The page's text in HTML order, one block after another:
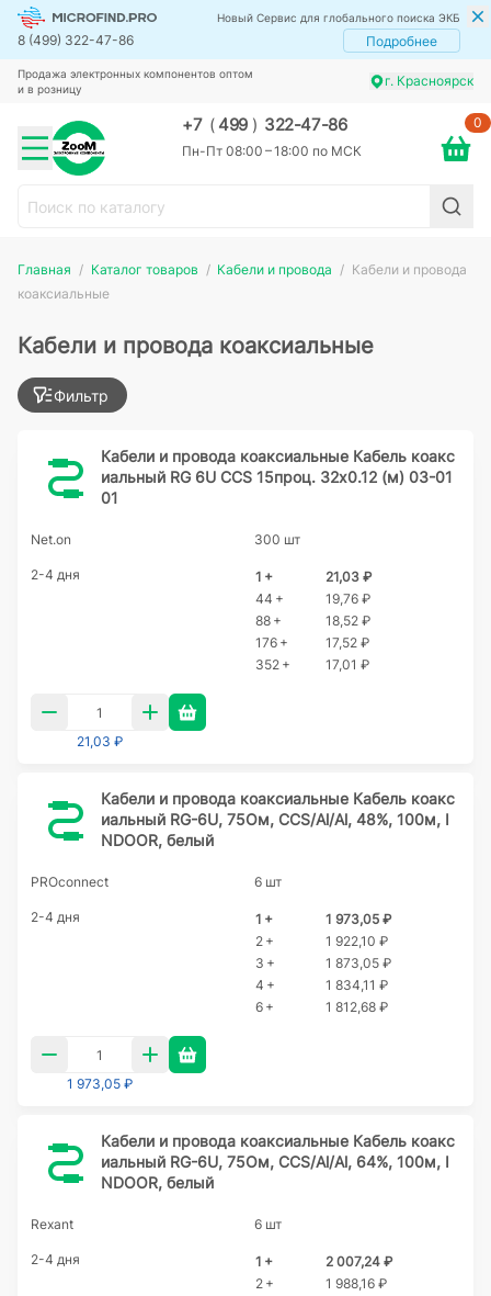
Новый Сервис для глобального поиска ЭКБ
8 (499) 322-47-86 Подробнее
Продажа электронных компонентов оптом
и в розницу
г. Красноярск
+7 (499 ) 322-47-86
Пн-Пт 08:00 – 18:00 по МСК
0
Главная Каталог товаров Кабели и провода
Кабели и провода
коаксиальные
Кабели и провода коаксиальные
Фильтр
Кабели и провода коаксиальные Кабель коакс
иальный RG 6U CCS 15проц. 32х0.12 (м) 03-01
01
Net.on 300 шт
2-4 дня 1 +
21,03 ₽
44 +
19,76 ₽
88 +
18,52 ₽
176 +
17,52 ₽
352 +
17,01 ₽
21,03 ₽
Кабели и провода коаксиальные Кабель коакс
иальный RG-6U, 75Ом, CCS/Al/Al, 48%, 100м, I
NDOOR, белый
PROconnect 6 шт
2-4 дня 1 +
1 973,05 ₽
2 +
1 922,10 ₽
3 +
1 873,05 ₽
4 +
1 834,11 ₽
6 +
1 812,68 ₽
1 973,05 ₽
Кабели и провода коаксиальные Кабель коакс
иальный RG-6U, 75Ом, CCS/Al/Al, 64%, 100м, I
NDOOR, белый
Rexant 6 шт
2-4 дня 1 +
2 007,24 ₽
2 +
1 988,16 ₽